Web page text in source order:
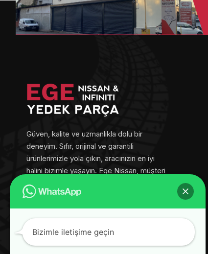
Güven, kalite ve uzmanlıkla dolu bir
deneyim. Sıfır, orijinal ve garantili
ürünlerimizle yola çıkın, aracınızın en iyi
halini bizimle yaşayın. Ege Nissan, müşteri
memnuniyetini her adımda ön planda
tutar.
Bizimle iletişime geçin